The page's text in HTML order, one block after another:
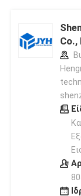
Co.,